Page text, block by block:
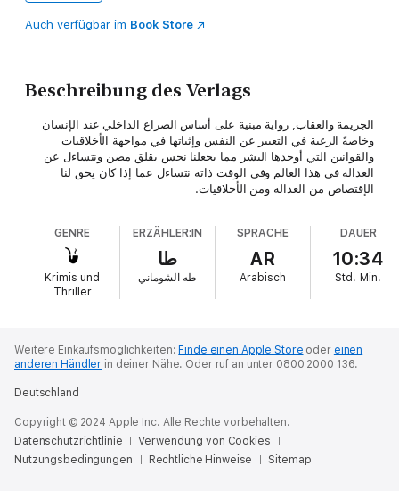
Auch verfügbar im Book Store
Beschreibung des Verlags
الجريمة والعقاب, رواية مبنية على أساس الصراع الداخلي عند الإنسان
وخاصةً الرغبة في التعبير عن النفس وإثباتها في مواجهة الأخلاقيات
والقوانين التي أوجدها البشر مما يجعلنا نحس بقلق مضن ونتساءل عن
العدالة في هذا العالم وفي الوقت ذاته نتساءل عما إذا كان يحق لنا
الإقتصاص من العدالة ومن الأخلاقيات.
GENRE
Krimis und
Thriller
ERZÄHLER:IN
طا
طه الشوماني
SPRACHE
AR
Arabisch
DAUER
10:34
Std. Min.
Weitere Einkaufsmöglichkeiten:Finde einen Apple Store oder einen
anderen Händler in deiner Nähe. Oder ruf an unter 0800 2000 136.
Deutschland
Copyright © 2024 Apple Inc. Alle Rechte vorbehalten.
Datenschutzrichtlinie
Verwendung von Cookies
Nutzungsbedingungen
Rechtliche Hinweise Sitemap